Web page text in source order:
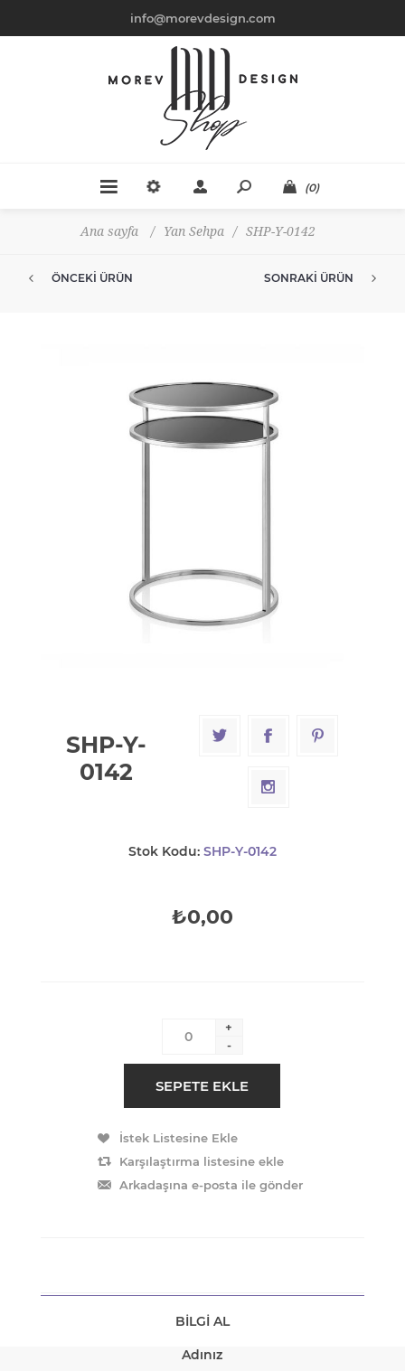
info@morevdesign.com
(0)
Ana sayfa / Yan Sehpa / SHP-Y-0142
ÖNCEKI ÜRÜN SONRAKI ÜRÜN
SHP-Y-
0142
Stok Kodu: SHP-Y-0142
₺0,00
+
-
BILGI AL
Adınız